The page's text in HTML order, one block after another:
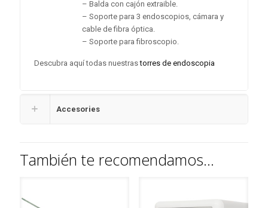
– Balda con cajón extraible.
– Soporte para 3 endoscopios, cámara y
cable de fibra óptica.
– Soporte para fibroscopio.
Descubra aquí todas nuestrastorres de endoscopia
Accesories
También te recomendamos…